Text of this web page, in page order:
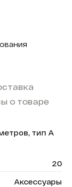
о товаре
тип A
20
Аксессуары